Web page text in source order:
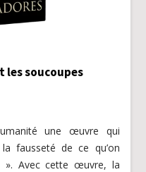
les soucoupes
une œuvre qui
fausseté de ce qu’on
». Avec cette œuvre, la